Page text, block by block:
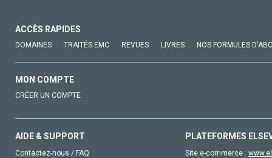
ACCÈS RAPIDES
DOMAINES TRAITÉS EMC REVUES LIVRES NOS FORMULES
MON COMPTE
CRÉER UN COMPTE
AIDE & SUPPORT
Contactez-nous / FAQ
PLATEFORMES
Site e-commerce :